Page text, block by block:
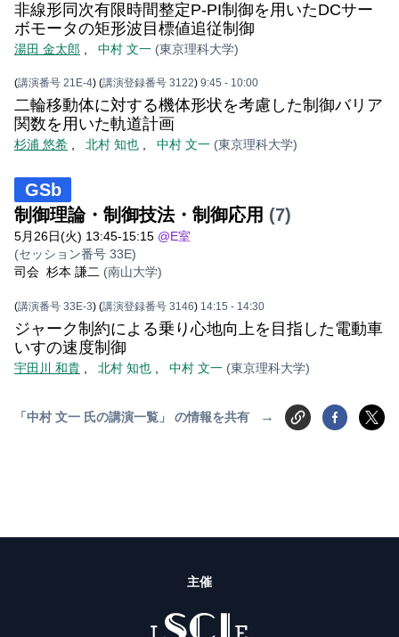
非線形同次有限時間整定P-PI制御を用いたDCサー
ボモータの矩形波目標値追従制御
湯田 金太郎 中村 文一 (東京理科大学)
(講演番号 21E-4) (講演登録番号 3122) 9:45 - 10:00
二輪移動体に対する機体形状を考慮した制御バリア
関数を用いた軌道計画
杉浦 悠希 北村 知也 中村 文一 (東京理科大学)
GSb
制御理論・制御技法・制御応用 (7)
5月26日(火) 13:45-15:15 @E室
(セッション番号 33E)
司会 杉本 謙二 (南山大学)
(講演番号 33E-3) (講演登録番号 3146) 14:15 - 14:30
ジャーク制約による乗り心地向上を目指した電動車
いすの速度制御
宇田川 和貴 北村 知也 中村 文一 (東京理科大学)
「中村 文一 氏の講演一覧」 の情報を共有 →
主催